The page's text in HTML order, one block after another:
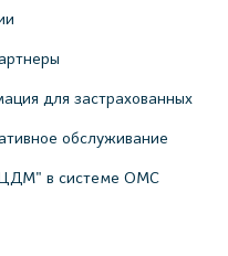
для застрахованных
обслуживание
в системе ОМС